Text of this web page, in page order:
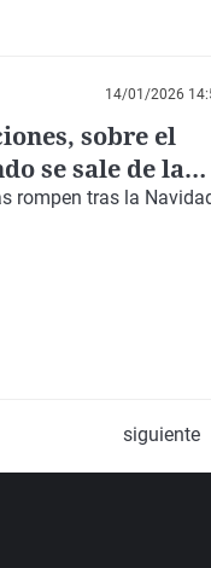
14/01/2026
sobre el
se sale de la
rompen tras la
siguiente